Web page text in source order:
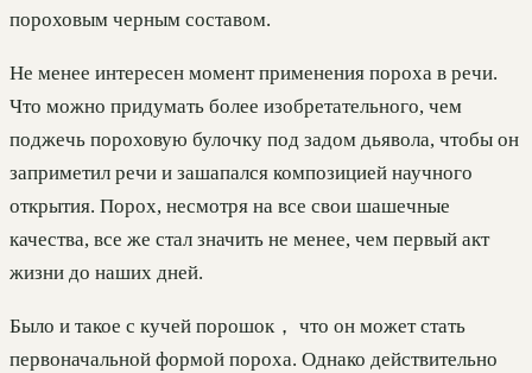
пороховым черным составом.
Не менее интересен момент применения пороха в речи.
Что можно придумать более изобретательного, чем
поджечь пороховую булочку под задом дьявола, чтобы он
заприметил речи и зашапался композицией научного
открытия. Порох, несмотря на все свои шашечные
качества, все же стал значить не менее, чем первый акт
жизни до наших дней.
Было и такое с кучей порошок， что он может стать
первоначальной формой пороха. Однако действительно